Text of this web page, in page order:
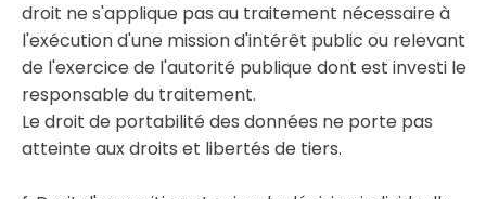
droit ne s'applique pas au traitement nécessaire à
l'exécution d'une mission d'intérêt public ou relevant
de l'exercice de l'autorité publique dont est investi le
responsable du traitement.
Le droit de portabilité des données ne porte pas
atteinte aux droits et libertés de tiers.